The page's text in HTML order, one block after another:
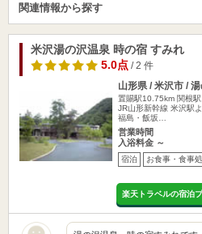
関連情報から探す
米沢湯の沢温泉 時の宿 すみれ
5.0点/ 2 件
山形県 / 米沢市 /
置賜駅10.75km 関根
JR山形新幹線 米沢駅
福島・飯坂…
営業時間
入浴料金 ～
宿泊 お食事・食事処
楽天トラベルの宿泊